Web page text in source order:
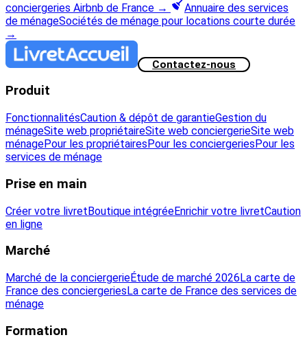
conciergeries Airbnb de France →
Annuaire des services
de ménageSociétés de ménage pour locations courte durée
→
Contactez-nous
Produit
FonctionnalitésCaution & dépôt de garantieGestion du
ménageSite web propriétaireSite web conciergerieSite web
ménagePour les propriétaires Pour les conciergeries Pour les
services de ménage
Prise en main
Créer votre livretBoutique intégréeEnrichir votre livretCaution
en ligne
Marché
Marché de la conciergerieÉtude de marché 2026La carte de
France des conciergeriesLa carte de France des services de
ménage
Formation